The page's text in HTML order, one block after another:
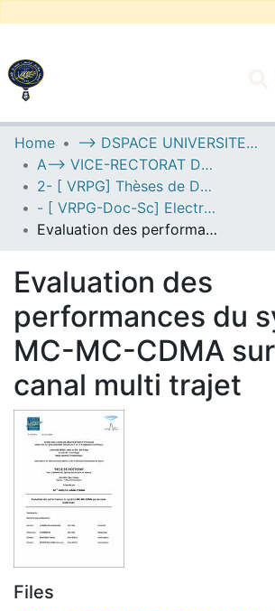
UNIVERSITY OF D.L SIDI BEL
Communities & Collections
All of DSpace
Statistics
Home
--> DSPACE UNIVERSITE DJILALLI LIABES DE SIDI BEL ABBES
A--> VICE-RECTORAT DE LA POST-GRADUATION
2- [ VRPG] Thèses de Doctorat en Sciences
- [ VRPG-Doc-Sc] Electronique --- إلكترونيك
Evaluation des performances du système MC-MC-CDMA sur un canal multi trajet
Evaluation des
performances du
MC-MC-CDMA
canal multi trajet
Files